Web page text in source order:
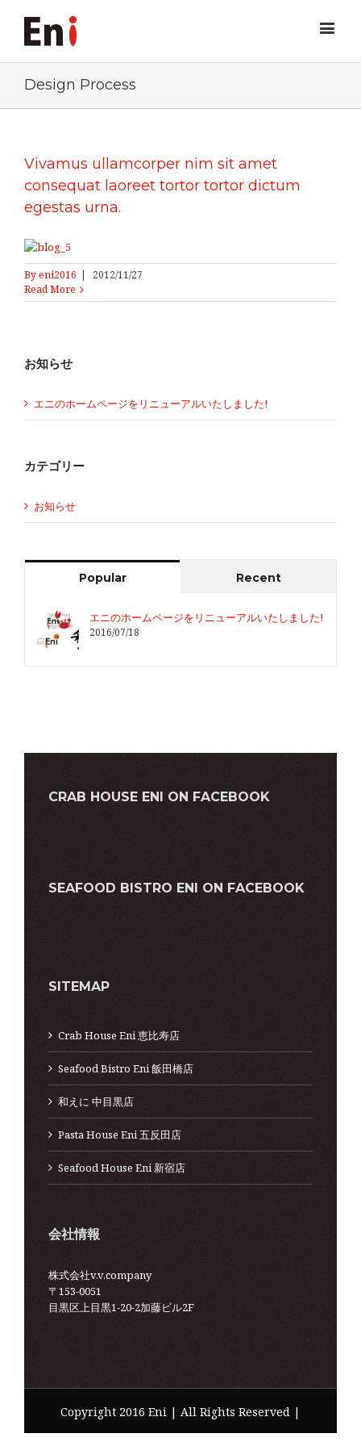
Design Process
Vivamus ullamcorper nim sit amet
consequat laoreet tortor tortor dictum
egestas urna.
Byeni2016 |
2012/11/27
Read More
お知らせ
エニのホームページをリニューアルいたしました!
カテゴリー
お知らせ
Popular Recent
エニのホームページをリニューアルいたしました!
2016/07/18
CRAB HOUSE ENI ON FACEBOOK
SEAFOOD BISTRO ENI ON FACEBOOK
SITEMAP
Crab House Eni 恵比寿店
Seafood Bistro Eni 飯田橋店
和えに 中目黒店
Pasta House Eni 五反田店
Seafood House Eni 新宿店
会社情報
株式会社v.v.company
〒153-0051
目黒区上目黒1-20-2加藤ビル2F
Copyright 2016 Eni | All Rights Reserved |